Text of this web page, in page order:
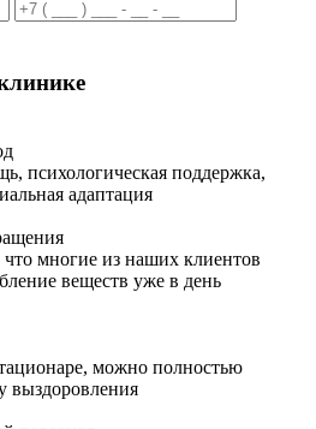
психологическая поддержка,
адаптация
многие из наших клиентов
веществ уже в день
можно полностью
выздоровления